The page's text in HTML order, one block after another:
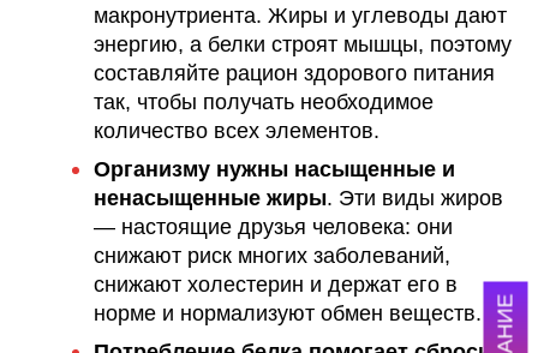
макронутриента. Жиры и углеводы дают
энергию, а белки строят мышцы, поэтому
составляйте рацион здорового питания
так, чтобы получать необходимое
количество всех элементов.
Организму нужны насыщенные и
ненасыщенные жиры. Эти виды жиров
— настоящие друзья человека: они
снижают риск многих заболеваний,
снижают холестерин и держат его в
норме и нормализуют обмен веществ.